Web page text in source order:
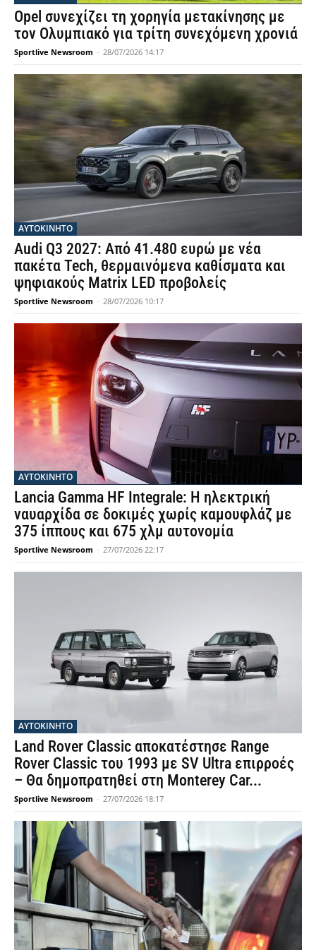
Opel συνεχίζει τη χορηγία μετακίνησης με
τον Ολυμπιακό για τρίτη συνεχόμενη χρονιά
Sportlive Newsroom - 28/07/2026 14:17
ΑΥΤΟΚΙΝΗΤΟ
Audi Q3 2027: Από 41.480 ευρώ με νέα
πακέτα Tech, θερμαινόμενα καθίσματα και
ψηφιακούς Matrix LED προβολείς
Sportlive Newsroom - 28/07/2026 10:17
ΑΥΤΟΚΙΝΗΤΟ
Lancia Gamma HF Integrale: Η ηλεκτρική
ναυαρχίδα σε δοκιμές χωρίς καμουφλάζ με
375 ίππους και 675 χλμ αυτονομία
Sportlive Newsroom - 27/07/2026 22:17
ΑΥΤΟΚΙΝΗΤΟ
Land Rover Classic αποκατέστησε Range
Rover Classic του 1993 με SV Ultra επιρροές
– Θα δημοπρατηθεί στη Monterey Car...
Sportlive Newsroom - 27/07/2026 18:17